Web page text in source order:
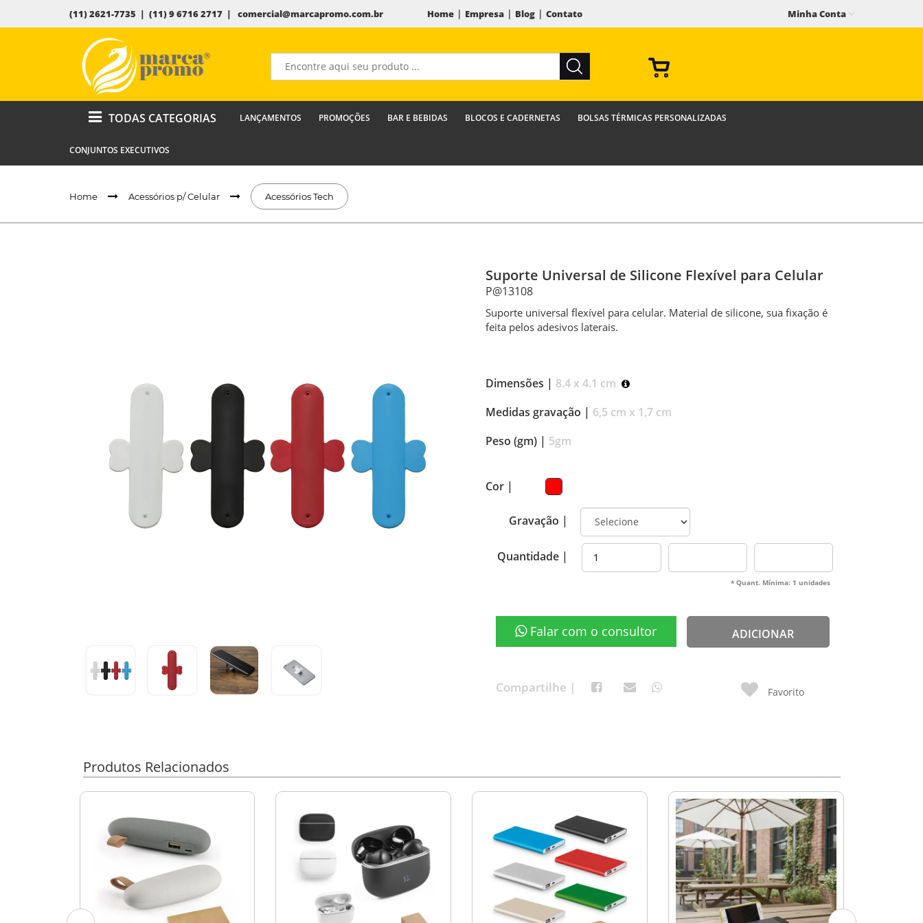
(11) 2621-7735 | (11) 9 6716 2717 | comercial@marcapromo.com.br Home| Empresa| Blog| Contato Minha Conta
TODAS CATEGORIAS LANÇAMENTOS PROMOÇÕES BAR E BEBIDAS BLOCOS E CADERNETAS BOLSAS TÉRMICAS PERSONALIZADAS
CONJUNTOS EXECUTIVOS
Home Acessórios p/ Celular Acessórios Tech
Suporte Universal de Silicone Flexível para Celular
P@13108
Suporte universal flexível para celular. Material de silicone, sua fixação é
feita pelos adesivos laterais.
Dimensões | 8.4 x 4.1 cm
Medidas gravação | 6,5 cm x 1,7 cm
Peso (gm) | 5gm
Cor |
Gravação |
Quantidade |
* Quant. Mínima: 1 unidades
Falar com o consultor ADICIONAR
Compartilhe | Favorito
Produtos Relacionados